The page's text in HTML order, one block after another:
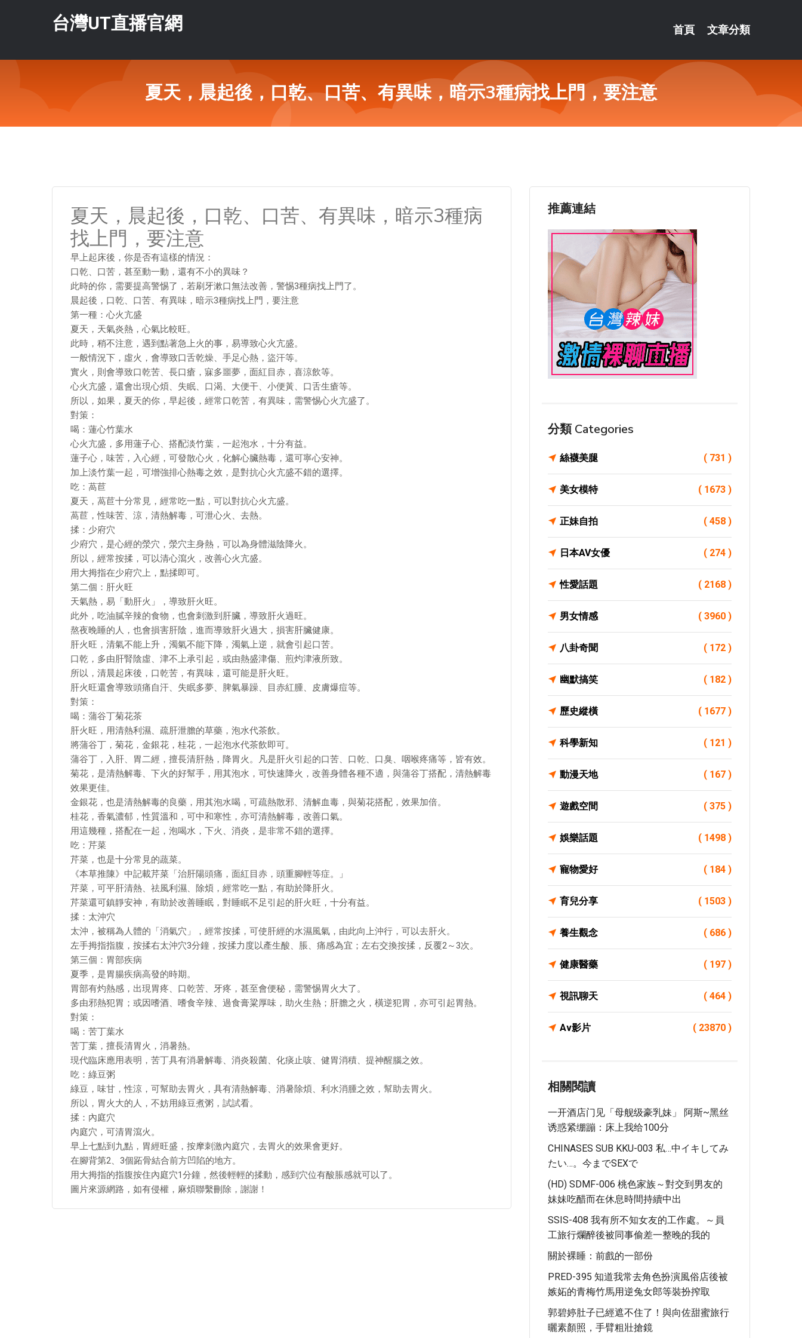
台灣UT直播官網 首頁 文章分類
夏天，晨起後，口乾、口苦、有異味，暗示3種病找上門，要注意
夏天，晨起後，口乾、口苦、有異味，暗示3種病
找上門，要注意
早上起床後，你是否有這樣的情況：
口乾、口苦，甚至動一動，還有不小的異味？
此時的你，需要提高警惕了，若刷牙漱口無法改善，警惕3種病找上門了。
晨起後，口乾、口苦、有異味，暗示3種病找上門，要注意
第一種：心火亢盛
夏天，天氣炎熱，心氣比較旺。
此時，稍不注意，遇到點著急上火的事，易導致心火亢盛。
一般情況下，虛火，會導致口舌乾燥、手足心熱，盜汗等。
實火，則會導致口乾苦、長口瘡，寐多噩夢，面紅目赤，喜涼飲等。
心火亢盛，還會出現心煩、失眠、口渴、大便干、小便黃、口舌生瘡等。
所以，如果，夏天的你，早起後，經常口乾苦，有異味，需警惕心火亢盛了。
對策：
喝：蓮心竹葉水
心火亢盛，多用蓮子心、搭配淡竹葉，一起泡水，十分有益。
蓮子心，味苦，入心經，可發散心火，化解心臟熱毒，還可寧心安神。
加上淡竹葉一起，可增強排心熱毒之效，是對抗心火亢盛不錯的選擇。
吃：萵苣
夏天，萵苣十分常見，經常吃一點，可以對抗心火亢盛。
萵苣，性味苦、涼，清熱解毒，可泄心火、去熱。
揉：少府穴
少府穴，是心經的滎穴，滎穴主身熱，可以為身體滋陰降火。
所以，經常按揉，可以清心瀉火，改善心火亢盛。
用大拇指在少府穴上，點揉即可。
第二個：肝火旺
天氣熱，易「動肝火」，導致肝火旺。
此外，吃油膩辛辣的食物，也會刺激到肝臟，導致肝火過旺。
熬夜晚睡的人，也會損害肝陰，進而導致肝火過大，損害肝臟健康。
肝火旺，清氣不能上升，濁氣不能下降，濁氣上逆，就會引起口苦。
口乾，多由肝腎陰虛、津不上承引起，或由熱盛津傷、煎灼津液所致。
所以，清晨起床後，口乾苦，有異味，還可能是肝火旺。
肝火旺還會導致頭痛自汗、失眠多夢、脾氣暴躁、目赤紅腫、皮膚爆痘等。
對策：
喝：蒲谷丁菊花茶
肝火旺，用清熱利濕、疏肝泄膽的草藥，泡水代茶飲。
將蒲谷丁，菊花，金銀花，桂花，一起泡水代茶飲即可。
蒲谷丁，入肝、胃二經，擅長清肝熱，降胃火。凡是肝火引起的口苦、口乾、口臭、咽喉疼痛等，皆有效。
菊花，是清熱解毒、下火的好幫手，用其泡水，可快速降火，改善身體各種不適，與蒲谷丁搭配，清熱解毒
效果更佳。
金銀花，也是清熱解毒的良藥，用其泡水喝，可疏熱散邪、清解血毒，與菊花搭配，效果加倍。
桂花，香氣濃郁，性質溫和，可中和寒性，亦可清熱解毒，改善口氣。
用這幾種，搭配在一起，泡喝水，下火、消炎，是非常不錯的選擇。
吃：芹菜
芹菜，也是十分常見的蔬菜。
《本草推陳》中記載芹菜「治肝陽頭痛，面紅目赤，頭重腳輕等症。」
芹菜，可平肝清熱、祛風利濕、除煩，經常吃一點，有助於降肝火。
芹菜還可鎮靜安神，有助於改善睡眠，對睡眠不足引起的肝火旺，十分有益。
揉：太沖穴
太沖，被稱為人體的「消氣穴」，經常按揉，可使肝經的水濕風氣，由此向上沖行，可以去肝火。
左手拇指指腹，按揉右太沖穴3分鐘，按揉力度以產生酸、脹、痛感為宜；左右交換按揉，反覆2～3次。
第三個：胃部疾病
夏季，是胃腸疾病高發的時期。
胃部有灼熱感，出現胃疼、口乾苦、牙疼，甚至會便秘，需警惕胃火大了。
多由邪熱犯胃；或因嗜酒、嗜食辛辣、過食膏粱厚味，助火生熱；肝膽之火，橫逆犯胃，亦可引起胃熱。
對策：
喝：苦丁葉水
苦丁葉，擅長清胃火，消暑熱。
現代臨床應用表明，苦丁具有消暑解毒、消炎殺菌、化痰止咳、健胃消積、提神醒腦之效。
吃：綠豆粥
綠豆，味甘，性涼，可幫助去胃火，具有清熱解毒、消暑除煩、利水消腫之效，幫助去胃火。
所以，胃火大的人，不妨用綠豆煮粥，試試看。
揉：內庭穴
內庭穴，可清胃瀉火。
早上七點到九點，胃經旺盛，按摩刺激內庭穴，去胃火的效果會更好。
在腳背第2、3個跖骨結合前方凹陷的地方。
用大拇指的指腹按住內庭穴1分鐘，然後輕輕的揉動，感到穴位有酸脹感就可以了。
圖片來源網路，如有侵權，麻煩聯繫刪除，謝謝！
推薦連結
分類 Categories
絲襪美腿 ( 731 )
美女模特 ( 1673 )
正妹自拍 ( 458 )
日本AV女優 ( 274 )
性愛話題 ( 2168 )
男女情感 ( 3960 )
八卦奇聞 ( 172 )
幽默搞笑 ( 182 )
歷史縱橫 ( 1677 )
科學新知 ( 121 )
動漫天地 ( 167 )
遊戲空間 ( 375 )
娛樂話題 ( 1498 )
寵物愛好 ( 184 )
育兒分享 ( 1503 )
養生觀念 ( 686 )
健康醫藥 ( 197 )
視訊聊天 ( 464 )
Av影片 ( 23870 )
相關閱讀
一开酒店门见「母舰级豪乳妹」 阿斯~黑丝
诱惑紧绷蹦：床上我给100分
CHINASES SUB KKU-003 私…中イキしてみ
たい…。今までSEXで
(HD) SDMF-006 桃色家族～對交到男友的
妹妹吃醋而在休息時間持續中出
SSIS-408 我有所不知女友的工作處。～員
工旅行爛醉後被同事偷差一整晚的我的
關於裸睡：前戲的一部份
PRED-395 知道我常去角色扮演風俗店後被
嫉妬的青梅竹馬用逆兔女郎等裝扮搾取
郭碧婷肚子已經遮不住了！與向佐甜蜜旅行
曬素顏照，手臂粗壯搶鏡